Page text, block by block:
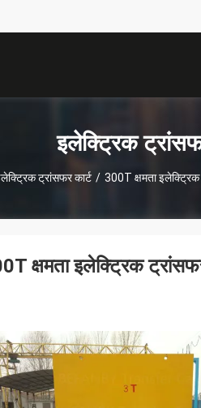
इलेक्ट्रिक
ट्रांसफर कार्ट / 300T क्षमता इलेक्ट्रिक
क्षमता इलेक्ट्रिक